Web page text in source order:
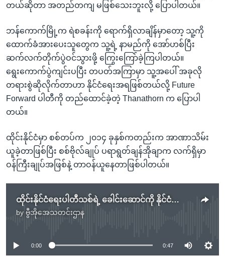
တယ်ဆိုတာ အတည်တကျ မဖြစ်သေးဘူးလို့ ပြောပါတယ်။
ဘန်ကောက်မြို့က ရဲစခန်းကို ရောက်ရှိလာချိန်မှာတော့ သူ့ကို
ထောက်ခံအားပေးသူတွေက သူ့ရဲ့ နာမည်ကို အော်ဟစ်ပြီး
ဆက်လက်တိုက်ပွဲဝင်သွားဖို့ ကြွေးကြော်ခဲ့ကြပါတယ်။
ရွေးကောက်ပွဲကျင်းပပြီး တပတ်အကြာမှာ သူ့အပေါ် အခုလို
တရားစွဲဆိုလိုက်တာဟာ နိုင်ငံရေးအရဖြစ်တယ်လို့ Future
Forward ပါတီကို တည်ထောင်ခဲ့တဲ့ Thanathorn က ပြောပါ
တယ်။
ထိုင်းနိုင်ငံမှာ စစ်တပ်က ၂၀၁၄ ခုနှစ်ကတည်းက အာဏာသိမ်း
ယူခဲ့တာဖြစ်ပြီး စစ်ဗိုလ်ချုပ် ပရာရွတ်ချန်အိုချာက လက်ရှိမှာ
ဝန်ကြီးချုပ်အဖြစ်နဲ့ တာဝန်ယူနေတာဖြစ်ပါတယ်။
ထိုင်းနိုင်ငံရေးပါတီသစ်ရဲ့ ခေါင်းဆောင်ကို နိုင်ငံတော်ပုန်ကန်ရန် ကြံစည်မှုနဲ့ စွဲချက်တင်
by ဗွီအိုအေသတင်းဌာန
No media source currently available
0:00 0:47